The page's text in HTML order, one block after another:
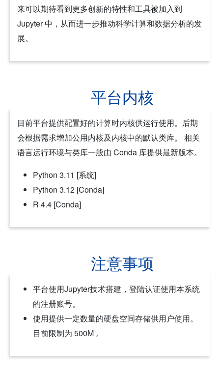
来可以期待看到更多创新的特性和工具被加入到
Jupyter 中，从而进一步推动科学计算和数据分析的发
展。
平台内核
目前平台提供配置好的计算时内核供运行使用。后期
会根据需求增加公用内核及内核中的默认类库。 相关
语言运行环境与类库一般由 Conda 库提供最新版本。
Python 3.11 [系统]
Python 3.12 [Conda]
R 4.4 [Conda]
注意事项
平台使用Jupyter技术搭建，登陆认证使用本系统
的注册账号。
使用提供一定数量的硬盘空间存储供用户使用。
目前限制为 500M 。